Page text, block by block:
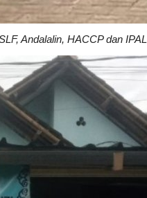
Andalalin, HACCP dan IPAL